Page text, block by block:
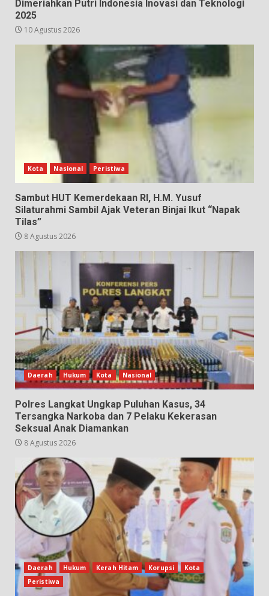
Dimeriahkan Putri Indonesia Inovasi dan Teknologi
2025
10 Agustus 2026
Kota Nasional Peristiwa
Sambut HUT Kemerdekaan RI, H.M. Yusuf
Silaturahmi Sambil Ajak Veteran Binjai Ikut “Napak
Tilas”
8 Agustus 2026
Daerah Hukum Kota Nasional
Polres Langkat Ungkap Puluhan Kasus, 34
Tersangka Narkoba dan 7 Pelaku Kekerasan
Seksual Anak Diamankan
8 Agustus 2026
Daerah Hukum Kerah Hitam Korupsi
Kota
Peristiwa